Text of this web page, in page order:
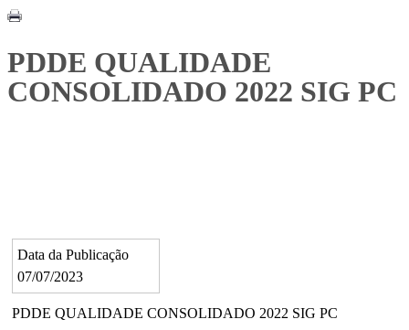
PDDE QUALIDADE
CONSOLIDADO 2022 SIG PC
Data da Publicação
07/07/2023
PDDE QUALIDADE CONSOLIDADO 2022 SIG PC